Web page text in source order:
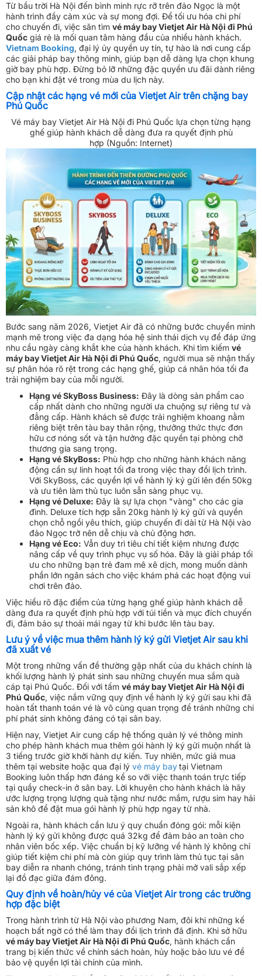
Từ bầu trời Hà Nội đến bình minh rực rỡ trên đảo Ngọc là một
hành trình đầy cảm xúc và sự mong đợi. Để tối ưu hóa chi phí
cho chuyến đi, việc săn tìm vé máy bay Vietjet Air Hà Nội đi Phú
Quốc giá rẻ là mối quan tâm hàng đầu của nhiều hành khách.
Vietnam Booking, đại lý ủy quyền uy tín, tự hào là nơi cung cấp
các giải pháp bay thông minh, giúp bạn dễ dàng lựa chọn khung
giờ bay phù hợp. Đừng bỏ lỡ những đặc quyền ưu đãi dành riêng
cho bạn khi đặt vé trong mùa du lịch này.
Cập nhật các hạng vé mới của Vietjet Air trên chặng bay
Phú Quốc
Vé máy bay Vietjet Air Hà Nội đi Phú Quốc lựa chọn từng hạng
ghế giúp hành khách dễ dàng đưa ra quyết định phù
hợp (Nguồn: Internet)
Bước sang năm 2026, Vietjet Air đã có những bước chuyển mình
mạnh mẽ trong việc đa dạng hóa hệ sinh thái dịch vụ để đáp ứng
nhu cầu ngày càng khắt khe của hành khách. Khi tìm kiếm vé
máy bay Vietjet Air Hà Nội đi Phú Quốc, người mua sẽ nhận thấy
sự phân hóa rõ rệt trong các hạng ghế, giúp cá nhân hóa tối đa
trải nghiệm bay của mỗi người.
Hạng vé SkyBoss Business: Đây là dòng sản phẩm cao
cấp nhất dành cho những người ưa chuộng sự riêng tư và
đẳng cấp. Hành khách sẽ được trải nghiệm khoang nằm
riêng biệt trên tàu bay thân rộng, thưởng thức thực đơn
hữu cơ nóng sốt và tận hưởng đặc quyền tại phòng chờ
thương gia sang trọng.
Hạng vé SkyBoss: Phù hợp cho những hành khách năng
động cần sự linh hoạt tối đa trong việc thay đổi lịch trình.
Với SkyBoss, các quyền lợi về hành lý ký gửi lên đến 50kg
và ưu tiên làm thủ tục luôn sẵn sàng phục vụ.
Hạng vé Deluxe: Đây là sự lựa chọn "vàng" cho các gia
đình. Deluxe tích hợp sẵn 20kg hành lý ký gửi và quyền
chọn chỗ ngồi yêu thích, giúp chuyến đi dài từ Hà Nội vào
đảo Ngọc trở nên dễ chịu và chủ động hơn.
Hạng vé Eco: Vẫn duy trì tiêu chí tiết kiệm nhưng được
nâng cấp về quy trình phục vụ số hóa. Đây là giải pháp tối
ưu cho những bạn trẻ đam mê xê dịch, mong muốn dành
phần lớn ngân sách cho việc khám phá các hoạt động vui
chơi trên đảo.
Việc hiểu rõ đặc điểm của từng hạng ghế giúp hành khách dễ
dàng đưa ra quyết định phù hợp với túi tiền và mục đích chuyến
đi, đảm bảo sự thoải mái ngay từ khi bước lên tàu bay.
Lưu ý về việc mua thêm hành lý ký gửi Vietjet Air sau khi
đã xuất vé
Một trong những vấn đề thường gặp nhất của du khách chính là
khối lượng hành lý phát sinh sau những chuyến mua sắm quà
cáp tại Phú Quốc. Đối với tấm vé máy bay Vietjet Air Hà Nội đi
Phú Quốc, việc nắm vững quy định về hành lý ký gửi sau khi đã
hoàn tất thanh toán vé là vô cùng quan trọng để tránh những chi
phí phát sinh không đáng có tại sân bay.
Hiện nay, Vietjet Air cung cấp hệ thống quản lý vé thông minh
cho phép hành khách mua thêm gói hành lý ký gửi muộn nhất là
3 tiếng trước giờ khởi hành dự kiến. Tuy nhiên, mức giá mua
thêm tại website hoặc qua đại lý vé máy baytại Vietnam
Booking luôn thấp hơn đáng kể so với việc thanh toán trực tiếp
tại quầy check-in ở sân bay. Lời khuyên cho hành khách là hãy
ước lượng trọng lượng quà tặng như nước mắm, rượu sim hay hải
sản khô để đặt mua gói hành lý phù hợp ngay từ nhà.
Ngoài ra, hành khách cần lưu ý quy chuẩn đóng gói: mỗi kiện
hành lý ký gửi không được quá 32kg để đảm bảo an toàn cho
nhân viên bốc xếp. Việc chuẩn bị kỹ lưỡng về hành lý không chỉ
giúp tiết kiệm chi phí mà còn giúp quy trình làm thủ tục tại sân
bay diễn ra nhanh chóng, tránh tình trạng phải mở vali sắp xếp
lại đồ đạc giữa đám đông.
Quy định về hoàn/hủy vé của Vietjet Air trong các trường
hợp đặc biệt
Trong hành trình từ Hà Nội vào phương Nam, đôi khi những kế
hoạch bất ngờ có thể làm thay đổi lịch trình đã định. Khi sở hữu
vé máy bay Vietjet Air Hà Nội đi Phú Quốc, hành khách cần
trang bị kiến thức về chính sách hoàn, hủy hoặc bảo lưu vé để
bảo vệ quyền lợi tài chính của mình.